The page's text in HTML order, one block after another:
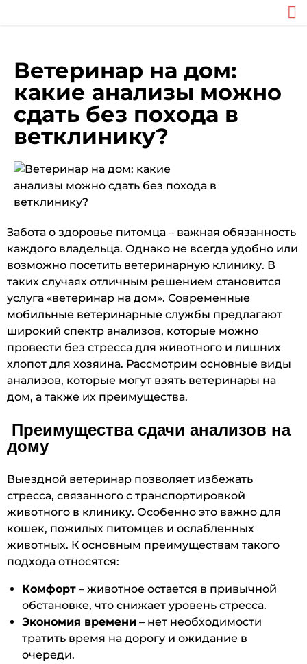
Ветеринар на дом:
какие анализы можно
сдать без похода в
ветклинику?
Забота о здоровье питомца – важная обязанность
каждого владельца. Однако не всегда удобно или
возможно посетить ветеринарную клинику. В
таких случаях отличным решением становится
услуга «ветеринар на дом». Современные
мобильные ветеринарные службы предлагают
широкий спектр анализов, которые можно
провести без стресса для животного и лишних
хлопот для хозяина. Рассмотрим основные виды
анализов, которые могут взять ветеринары на
дом, а также их преимущества.
Преимущества сдачи анализов на
дому
Выездной ветеринар позволяет избежать
стресса, связанного с транспортировкой
животного в клинику. Особенно это важно для
кошек, пожилых питомцев и ослабленных
животных. К основным преимуществам такого
подхода относятся:
Комфорт – животное остается в привычной
обстановке, что снижает уровень стресса.
Экономия времени – нет необходимости
тратить время на дорогу и ожидание в
очереди.